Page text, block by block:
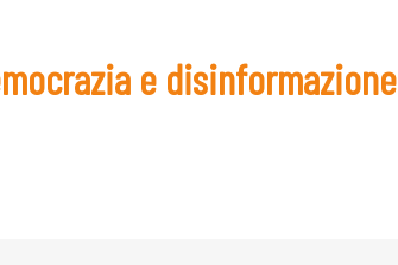
e disinformazione